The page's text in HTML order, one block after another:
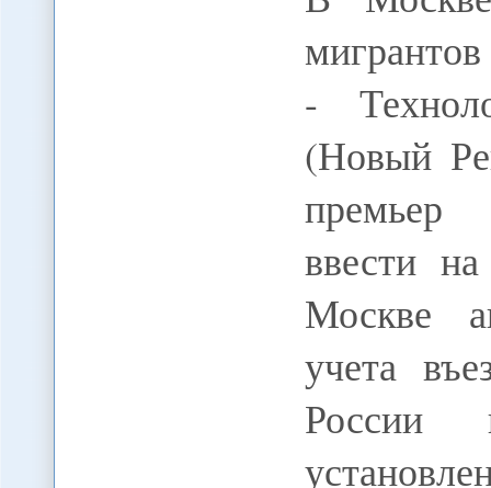
-
(Новый
премьер
ввести
Москве
учета
России